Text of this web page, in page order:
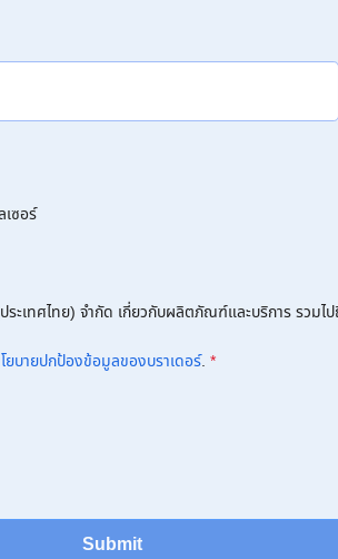
ซอร์
เทศไทย) จำกัด เกี่ยวกับผลิตภัณฑ์และบริการ รวมไ
ยบายปกป้องข้อมูลของบราเดอร์. *
Submit